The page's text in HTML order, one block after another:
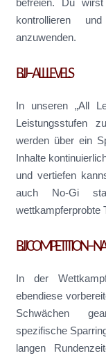
kontrollieren
anzuwenden.
BJJ – ALL LEVELS
In unseren „All
Leistungsstufen
werden über ein
Inhalte
und vertiefen
auch No-Gi
wettkampferprobte
BJJ COMPETITION –
In der
ebendiese
Schwächen
spezifische
langen